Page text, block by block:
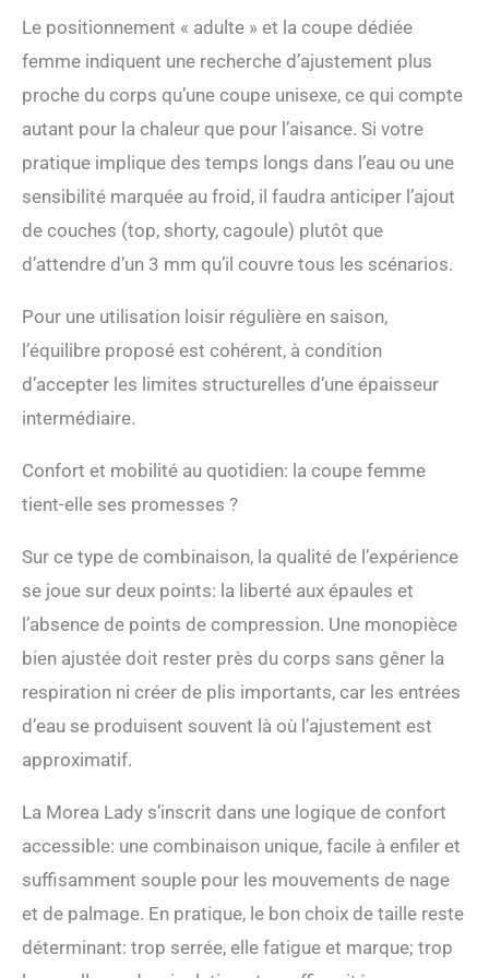
Le positionnement « adulte » et la coupe dédiée
femme indiquent une recherche d’ajustement plus
proche du corps qu’une coupe unisexe, ce qui compte
autant pour la chaleur que pour l’aisance. Si votre
pratique implique des temps longs dans l’eau ou une
sensibilité marquée au froid, il faudra anticiper l’ajout
de couches (top, shorty, cagoule) plutôt que
d’attendre d’un 3 mm qu’il couvre tous les scénarios.
Pour une utilisation loisir régulière en saison,
l’équilibre proposé est cohérent, à condition
d’accepter les limites structurelles d’une épaisseur
intermédiaire.
Confort et mobilité au quotidien: la coupe femme
tient-elle ses promesses ?
Sur ce type de combinaison, la qualité de l’expérience
se joue sur deux points: la liberté aux épaules et
l’absence de points de compression. Une monopièce
bien ajustée doit rester près du corps sans gêner la
respiration ni créer de plis importants, car les entrées
d’eau se produisent souvent là où l’ajustement est
approximatif.
La Morea Lady s’inscrit dans une logique de confort
accessible: une combinaison unique, facile à enfiler et
suffisamment souple pour les mouvements de nage
et de palmage. En pratique, le bon choix de taille reste
déterminant: trop serrée, elle fatigue et marque; trop